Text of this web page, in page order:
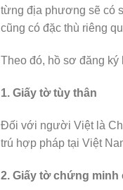
từng địa phương sẽ có
cũng có đặc thù riêng
Theo đó, hồ sơ đăng
1. Giấy tờ tùy thân
Đối với người Việt là
trú hợp pháp tại Việt
2. Giấy tờ chứng minh